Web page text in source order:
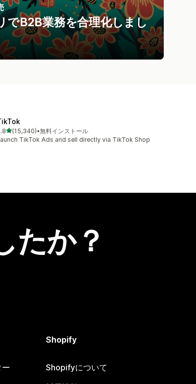
でB2B業務を合理化しまし
5つ星中
(15,340)
計レビュー数：15340件
•無料インストール
TikTok Ads and sell directly via TikTok Shop
たか？
Shopify
Shopifyについて